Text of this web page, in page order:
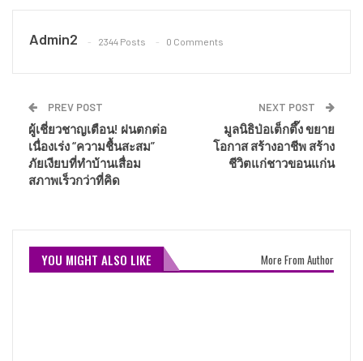
Admin2 2344 Posts 0 Comments
PREV POST
ผู้เชี่ยวชาญเตือน! ฝนตกต่อ
เนื่องเร่ง “ความชื้นสะสม”
ภัยเงียบที่ทำบ้านเสื่อม
สภาพเร็วกว่าที่คิด
NEXT POST
มูลนิธิป่อเต็กตึ๊ง ขยาย
โอกาส สร้างอาชีพ สร้าง
ชีวิตแก่ชาวขอนแก่น
YOU MIGHT ALSO LIKE More From Author